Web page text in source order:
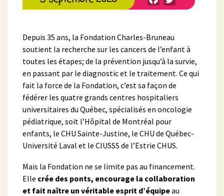
Depuis 35 ans, la Fondation Charles-Bruneau
soutient la recherche sur les cancers de l’enfant à
toutes les étapes; de la prévention jusqu’à la survie,
en passant par le diagnostic et le traitement. Ce qui
fait la force de la Fondation, c’est sa façon de
fédérer les quatre grands centres hospitaliers
universitaires du Québec, spécialisés en oncologie
pédiatrique, soit l’Hôpital de Montréal pour
enfants, le CHU Sainte-Justine, le CHU de Québec-
Université Laval et le CIUSSS de l’Estrie CHUS.
Mais la Fondation ne se limite pas au financement.
Elle crée des ponts, encourage la collaboration
et fait naître un véritable esprit d’équipeau